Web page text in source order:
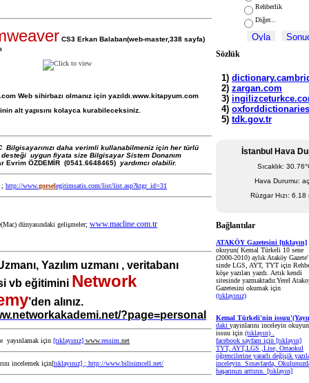
CS3 Erkan Balaban(web-master,338 sayfa)
Web sihirbazı olmanız için yazıldı.www.kitapyum.com
alt yapısını kolayca kurabileceksiniz.
Bilgisayarınızı daha verimli kullanabilmeniz için her türlü
desteği uygun fiyata size Bilgisayar Sistem Donanım
Evrim ÖZDEMİR (0541.6648465) yardımcı olabilir.
; http://www.gorselegitimsatis.com/list/list.asp?ktgr_id=31
dünyasındaki gelişmeler; www.macline.com.tr
Yazılım uzmanı , veritabanı
vb eğitimini Network
’den alınız.
?page=persona
yayınlamak için [tıklayınız] www.ressim .net
incelemek için[tıklayınız] ; http://www.bilisimcell.net/
Rehberlik
Diğer...
Sözlük
İstanbul Hava
Sıcaklık:
Hava Durumu:
Rüzgar Hızı: 6.18
Bağlantılar
ATAKÖY Gazetesini [tıklayın]
okuyun( Kemal Türkeli 10 sene
(2000-2010) aylık Ataköy Gazete'
sinde LGS, AYT, TYT için
köşe yazıları yazdı. Artık kendi
sitesinde yazmaktadır.Yerel
Gazetesini okumak için
(tıklayınız)
Kemal Türkeli'nin
daki yayınlarını inceleyin
issuu için (tıklayın) .
facebook sayfam için [tıklayın]
TYT, AYT,LGS ,Lise, Ortaokul
öğrencilerine yararlı değişik
inceleyin. Sınavlarda,
başarınızı arttırın. [tıklayın]